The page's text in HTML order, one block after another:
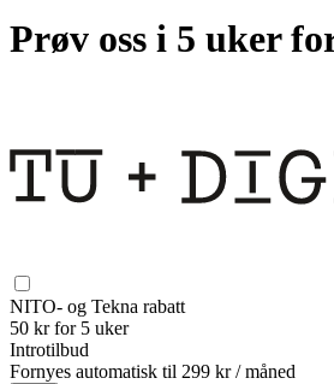
Prøv oss i 5 uker
NITO- og Tekna rabatt
50 kr for 5 uker
Introtilbud
Fornyes automatisk til 299 kr / måned